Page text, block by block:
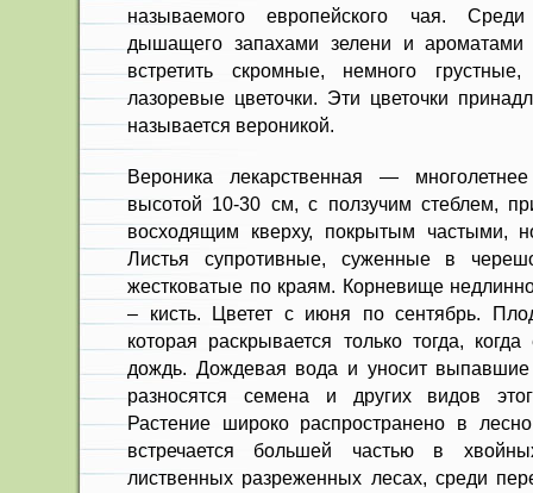
называемого европейского чая. Среди
дышащего запахами зелени и аро­матами
встретить скромные, немного
лазоревые цве­точки. Эти цветочки
называется вероникой.
Вероника лекарственная —
высотой 10-30 см, с ползучим стеблем,
восходящим кверху, покрытым частыми,
Листья супротивные, суженные в
жестковатые по краям. Корневище
– кисть. Цветет с июня по сентябрь.
которая раскрывается только тогда,
дождь. Дождевая вода и уносит
разносятся семена и других видов
Растение ши­роко распространено в
встречается большей частью в
лиственных разреженных лесах, сре­ди